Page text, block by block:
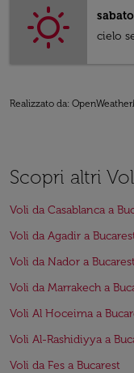
sabato
cielo
Realizzato da:
Scopri altri
Voli da Casablanca a
Voli da Agadir a
Voli da Nador a Bucarest
Voli da Marrakech a
Voli Al Hoceima a
Voli Al-Rashidiyya a
Voli da Fes a Bucarest